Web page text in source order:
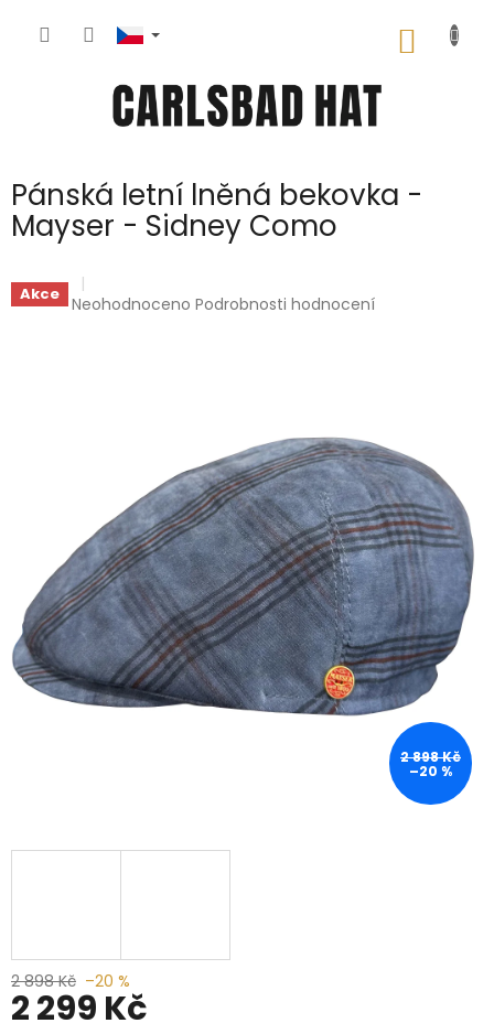
Pánská letní lněná bekovka -
Mayser - Sidney Como
Akce Průměrné
Neohodnoceno Podrobnosti hodnocení
2 898 Kč
–20 %
2 898 Kč –20 %
2 299 Kč